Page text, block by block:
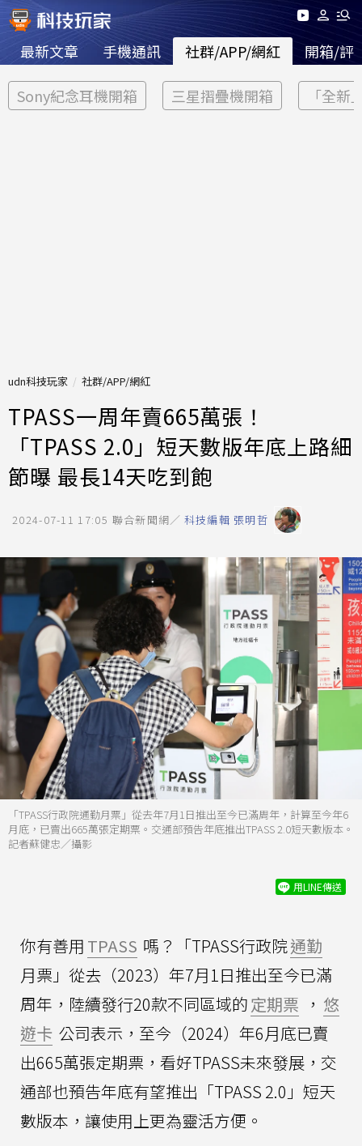
最新文章 手機通訊 社群/APP/網紅 開箱/評
Sony紀念耳機開箱 三星摺疊機開箱 「全新
udn科技玩家 社群/APP/網紅
TPASS一周年賣665萬張！
「TPASS 2.0」短天數版年底上路細
節曝 最長14天吃到飽
2024-07-11 17:05 聯合新聞網／ 科技編輯 張明哲
「TPASS行政院通勤月票」從去年7月1日推出至今已滿周年，計算至今年6
月底，已賣出665萬張定期票。交通部預告年底推出TPASS 2.0短天數版本。
記者蘇健忠／攝影
用LINE傳送
你有善用 TPASS 嗎？「TPASS行政院通勤
月票」從去（2023）年7月1日推出至今已滿
周年，陸續發行20款不同區域的定期票 ， 悠
遊卡 公司表示，至今（2024）年6月底已賣
出665萬張定期票，看好TPASS未來發展，交
通部也預告年底有望推出「TPASS 2.0」短天
數版本，讓使用上更為靈活方便。